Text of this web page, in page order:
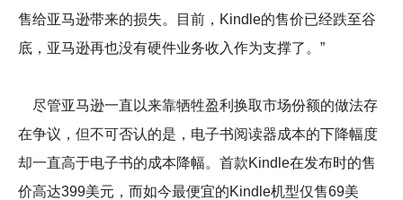
售给亚马逊带来的损失。目前，Kindle的售价已经跌至谷
底，亚马逊再也没有硬件业务收入作为支撑了。”
尽管亚马逊一直以来靠牺牲盈利换取市场份额的做法存
在争议，但不可否认的是，电子书阅读器成本的下降幅度
却一直高于电子书的成本降幅。首款Kindle在发布时的售
价高达399美元，而如今最便宜的Kindle机型仅售69美